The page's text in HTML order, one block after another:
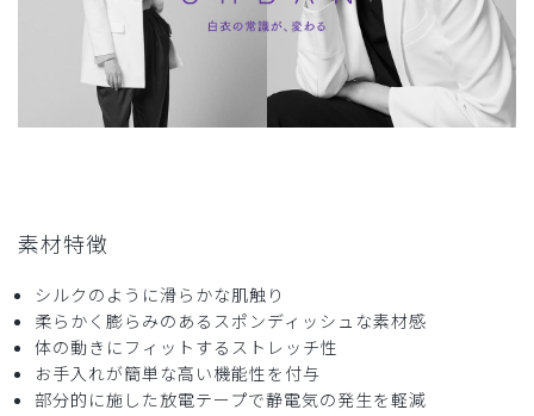
ご購入者様
購入確認済み
2025-10-10
てしまい、再度購入しました。
す。
長年使用しても生地の表面が毛羽立つことなく、シワにもな
りにくく、綺麗な状態でした。
商品：M11レディース白衣:アーバンLABコート/白/M
素材特徴
シルクのように滑らかな肌触り
柔らかく膨らみのあるスポンディッシュな素材感
体の動きにフィットするストレッチ性
お手入れが簡単な高い機能性を付与
部分的に施した放電テープで静電気の発生を軽減